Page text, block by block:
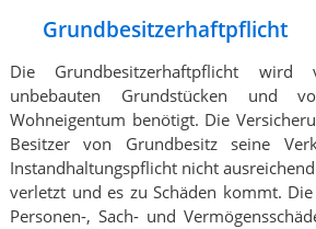
Grundbesitzerhaftpflicht
Die Grundbesitzerhaftpflicht
unbebauten Grundstücken und
Wohneigentum benötigt. Die
Besitzer von Grundbesitz seine
Instandhaltungspflicht nicht
verletzt und es zu Schäden kommt.
Personen-, Sach- und